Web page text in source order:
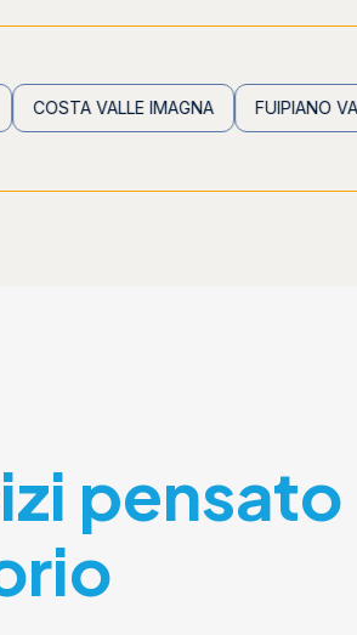
VALLE IMAGNA FUIPIANO VALLE
pensato